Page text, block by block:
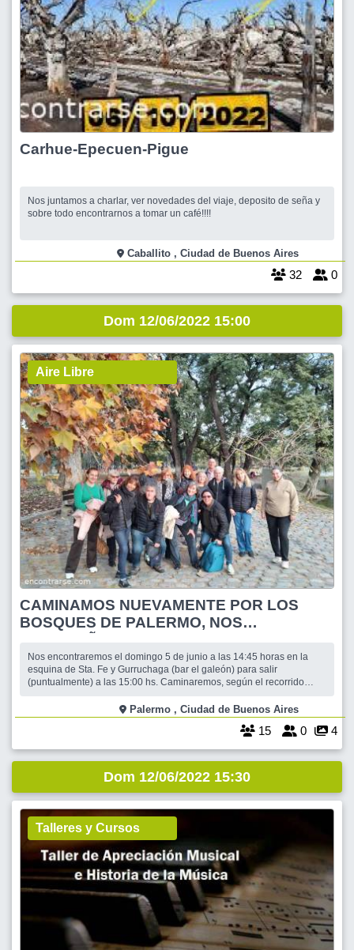
Carhue-Epecuen-Pigue
Nos juntamos a charlar, ver novedades del viaje, deposito de seña y
sobre todo encontrarnos a tomar un café!!!!
Caballito , Ciudad de Buenos Aires
32 0
Dom 12/06/2022 15:00
Aire Libre
CAMINAMOS NUEVAMENTE POR LOS
BOSQUES DE PALERMO, NOS
Nos encontraremos el domingo 5 de junio a las 14:45 horas en la
esquina de Sta. Fe y Gurruchaga (bar el galeón) para salir
(puntualmente) a las 15:00 hs. Caminaremos, según el recorrido
esperamos sea una hermosa tarde de sol. Tomamos por la Av.
Sarmiento hasta Figueroa Alcorta, de al
Palermo , Ciudad de Buenos Aires
15 0 4
Dom 12/06/2022 15:30
Talleres y Cursos